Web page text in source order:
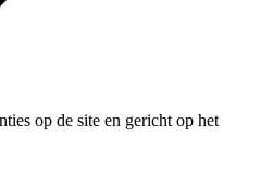
op de site en gericht op het